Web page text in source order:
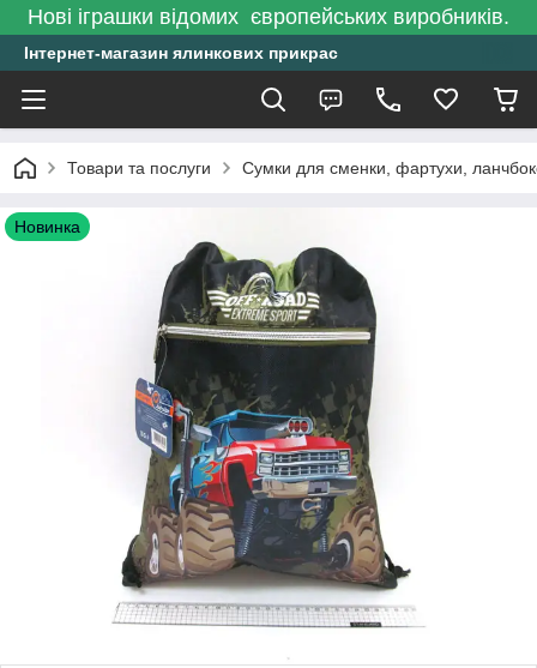
Нові іграшки відомих європейських виробників.
Інтернет-магазин ялинкових прикрас
Товари та послуги Сумки для сменки, фартухи,
Новинка